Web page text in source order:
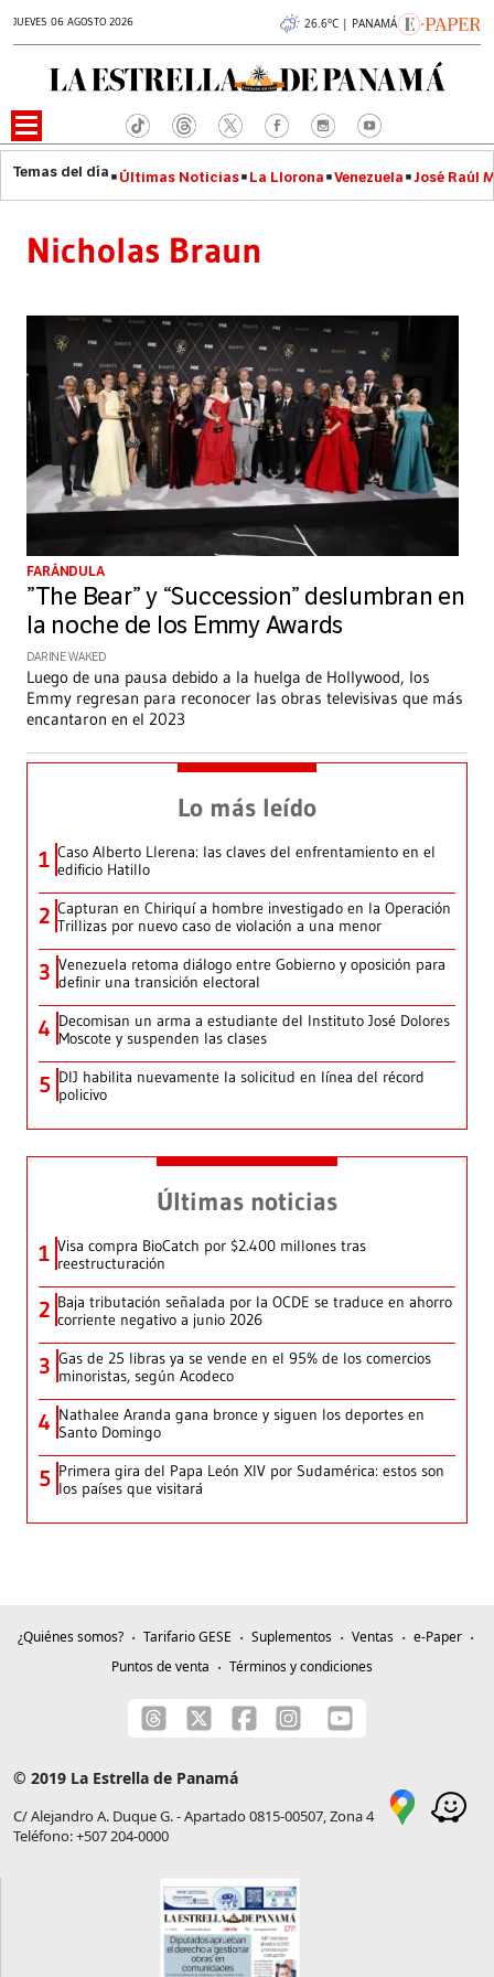
JUEVES 06 AGOSTO 2026 26.6°C | PANAMÁ
Últimas Noticias La Llorona Venezuela José Raúl
Nicholas Braun
FARÁNDULA
”The Bear” y “Succession” deslumbran en
la noche de los Emmy Awards
DARINE WAKED
Luego de una pausa debido a la huelga de Hollywood, los
Emmy regresan para reconocer las obras televisivas que más
encantaron en el 2023
Lo más leído
1 Caso Alberto Llerena: las claves del enfrentamiento en el
edificio Hatillo
2 Capturan en Chiriquí a hombre investigado en la Operación
Trillizas por nuevo caso de violación a una menor
3 Venezuela retoma diálogo entre Gobierno y oposición para
definir una transición electoral
4 Decomisan un arma a estudiante del Instituto José Dolores
Moscote y suspenden las clases
5 DIJ habilita nuevamente la solicitud en línea del récord
policivo
Últimas noticias
1 Visa compra BioCatch por $2.400 millones tras
reestructuración
2 Baja tributación señalada por la OCDE se traduce en ahorro
corriente negativo a junio 2026
3 Gas de 25 libras ya se vende en el 95% de los comercios
minoristas, según Acodeco
4 Nathalee Aranda gana bronce y siguen los deportes en
Santo Domingo
5 Primera gira del Papa León XIV por Sudamérica: estos son
los países que visitará
¿Quiénes somos? Tarifario GESE Suplementos Ventas
e-Paper
Puntos de venta
Términos y condiciones
© 2019 La Estrella de Panamá
C/ Alejandro A. Duque G. - Apartado 0815-00507, Zona 4
Teléfono: +507 204-0000